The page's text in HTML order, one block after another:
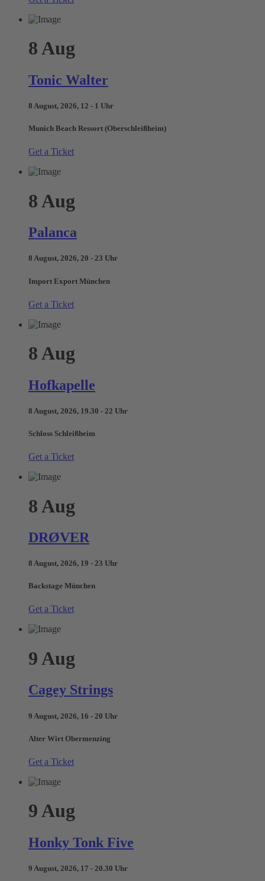
8Aug
Tonic Walter
8 August, 2026, 12 - 1 Uhr
Munich Beach Ressort (Oberschleißheim)
Get a Ticket
8 Aug
Palanca
8 August, 2026, 20 - 23 Uhr
Import Export München
Get a Ticket
8 Aug
Hofkapelle
8 August, 2026, 19.30 - 22 Uhr
Schloss Schleißheim
Get a Ticket
8 Aug
DRØVER
8 August, 2026, 19 - 23 Uhr
Backstage München
Get a Ticket
9 Aug
Cagey Strings
9 August, 2026, 16 - 20 Uhr
Alter Wirt Obermenzing
Get a Ticket
9Aug
Honky Tonk Five
9 August, 2026, 17 - 20.30 Uhr